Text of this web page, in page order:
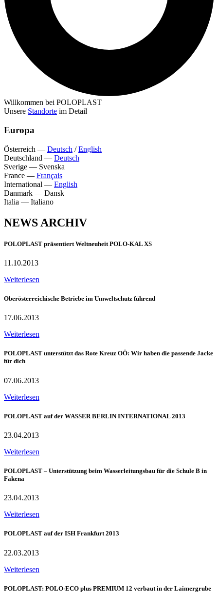
Willkommen bei POLOPLAST
Unsere Standorte im Detail
Europa
Österreich — Deutsch /English
Deutschland — Deutsch
Sverige — Svenska
France — Français
International — English
Danmark — Dansk
Italia — Italiano
NEWS ARCHIV
POLOPLAST präsentiert Weltneuheit POLO-KAL XS
11.10.2013
Weiterlesen
Oberösterreichische Betriebe im Umweltschutz führend
17.06.2013
Weiterlesen
POLOPLAST unterstützt das Rote Kreuz OÖ: Wir haben die passende Jacke
für dich
07.06.2013
Weiterlesen
POLOPLAST auf der WASSER BERLIN INTERNATIONAL 2013
23.04.2013
Weiterlesen
POLOPLAST – Unterstützung beim Wasserleitungsbau für die Schule B in
Fakena
23.04.2013
Weiterlesen
POLOPLAST auf der ISH Frankfurt 2013
22.03.2013
Weiterlesen
POLOPLAST: POLO-ECO plus PREMIUM 12 verbaut in der Laimergrube